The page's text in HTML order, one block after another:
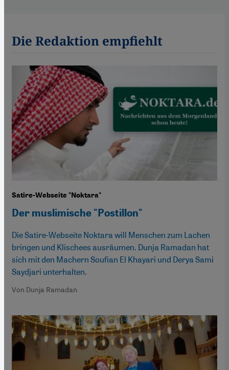
Die Redaktion empfiehlt
Satire-Webseite "Noktara"
Der muslimische "Postillon"
Die Satire-Webseite Noktara will Menschen zum Lachen
bringen und Klischees ausräumen. Dunja Ramadan hat
sich mit den Machern Soufian El Khayari und Derya Sami
Saydjari unterhalten.
Von Dunja Ramadan